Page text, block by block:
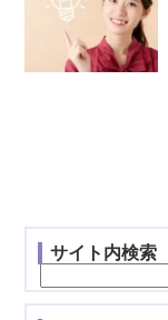
サイト内検索
索: